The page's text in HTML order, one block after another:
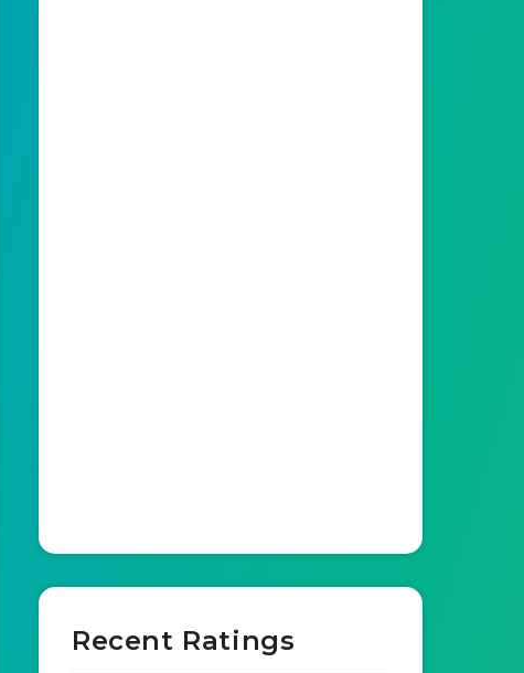
Recent Ratings